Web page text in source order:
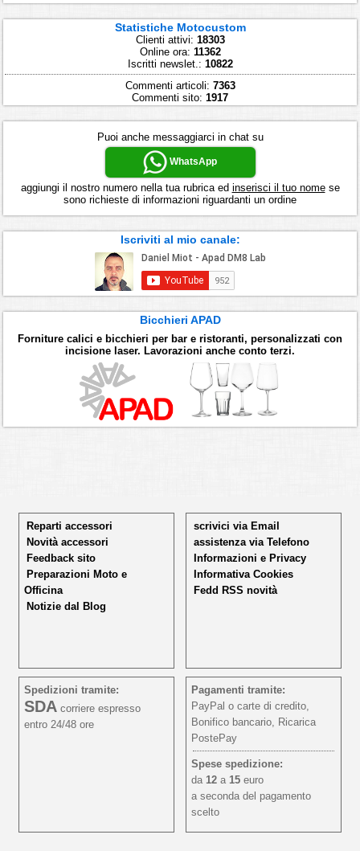
Statistiche Motocustom
Clienti attivi: 18303
Online ora: 11362
Iscritti newslet.: 10822
Commenti articoli: 7363
Commenti sito: 1917
Puoi anche messaggiarci in chat su
WhatsApp
aggiungi il nostro numero nella tua rubrica ed inserisci il tuo nomese
sono richieste di informazioni riguardanti un ordine
Iscriviti al mio canale:
Bicchieri APAD
Forniture calici e bicchieri per bar e ristoranti, personalizzati con
incisione laser. Lavorazioni anche conto terzi.
Reparti accessori
Novità accessori
Feedback sito
Preparazioni Moto e
Officina
Notizie dal Blog
scrivici via Email
assistenza via Telefono
Informazioni e Privacy
Informativa Cookies
Fedd RSS novità
Spedizioni tramite:
SDA corriere espresso
entro 24/48 ore
Pagamenti tramite:
PayPal o carte di credito,
Bonifico bancario, Ricarica
PostePay
Spese spedizione:
da 12 a 15 euro
a seconda del pagamento
scelto